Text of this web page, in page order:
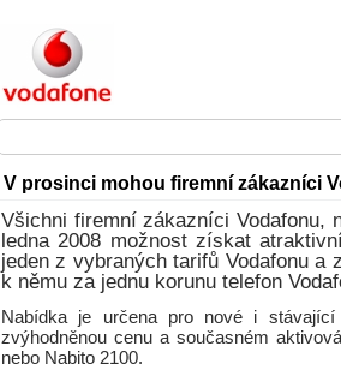
V prosinci mohou firemní zákazníci
Všichni firemní zákazníci Vodafonu,
ledna 2008 možnost získat
jeden z vybraných tarifů Vodafonu
k němu za jednu korunu telefon
Nabídka je určena pro nové i
zvýhodněnou cenu a současném
nebo Nabito 2100.